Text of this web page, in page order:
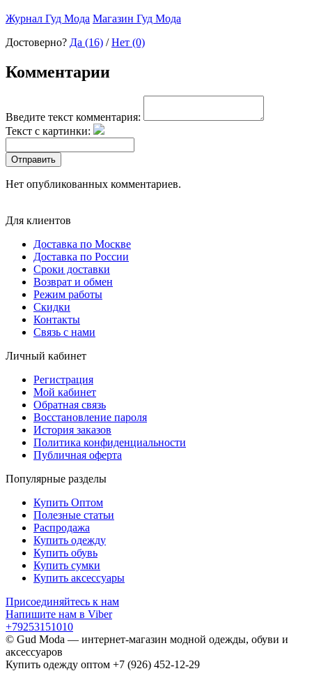
Журнал Гуд Мода Магазин Гуд Мода
Достоверно? Да (16) /Нет (0)
Комментарии
Введите текст комментария:
Текст с картинки:
Отправить
Нет опубликованных комментариев.
Для клиентов
Доставка по Москве
Доставка по России
Сроки доставки
Возврат и обмен
Режим работы
Скидки
Контакты
Связь с нами
Личный кабинет
Регистрация
Мой кабинет
Обратная связь
Восстановление пароля
История заказов
Политика конфиденциальности
Публичная оферта
Популярные разделы
Купить Оптом
Полезные статьи
Распродажа
Купить одежду
Купить обувь
Купить сумки
Купить аксессуары
Присоединяйтесь к нам
Напишите нам в Viber
+79253151010
© Gud Moda — интернет-магазин модной одежды, обуви и
аксессуаров
Купить одежду оптом +7 (926) 452-12-29